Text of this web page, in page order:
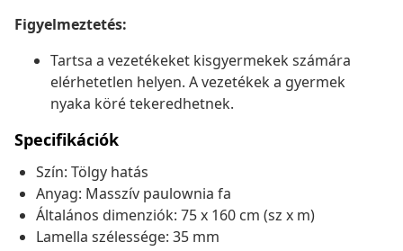
Figyelmeztetés:
Tartsa a vezetékeket kisgyermekek számára
elérhetetlen helyen. A vezetékek a gyermek
nyaka köré tekeredhetnek.
Specifikációk
Szín: Tölgy hatás
Anyag: Masszív paulownia fa
Általános dimenziók: 75 x 160 cm (sz x m)
Lamella szélessége: 35 mm